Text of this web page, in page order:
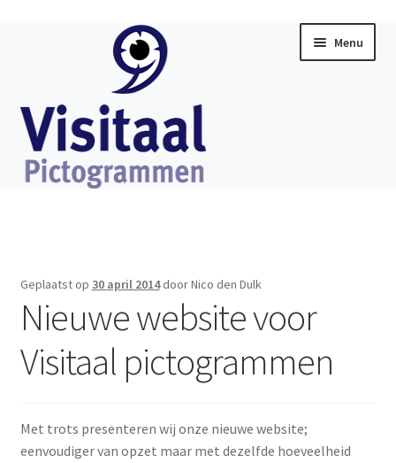
inhoud
Menu
Software
Producten
Pictogrammen
Geplaatst op 30 april 2014 door Nico den Dulk
Nieuwe website voor
Visitaal pictogrammen
Met trots presenteren wij onze nieuwe website;
eenvoudiger van opzet maar met dezelfde hoeveelheid